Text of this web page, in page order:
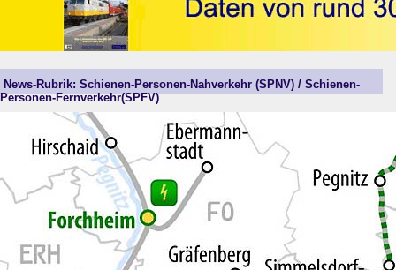
News-Rubrik: Schienen-Personen-Nahverkehr (SPNV) / Schienen-
Personen-Fernverkehr(SPFV)